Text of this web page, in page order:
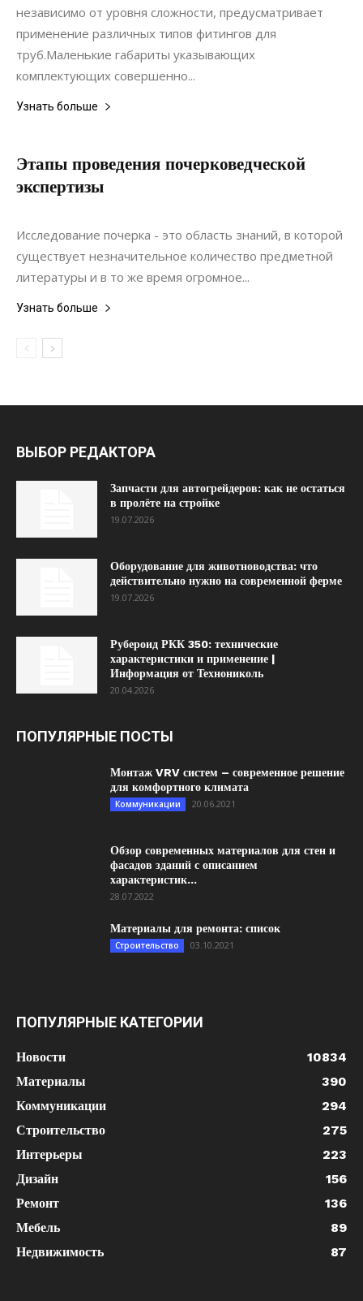
независимо от уровня сложности, предусматривает
применение различных типов фитингов для
труб.Маленькие габариты указывающих
комплектующих совершенно...
Узнать больше
Этапы проведения почерковедческой
экспертизы
02.10.2020
Исследование почерка - это область знаний, в которой
существует незначительное количество предметной
литературы и в то же время огромное...
Узнать больше
ВЫБОР РЕДАКТОРА
Запчасти для автогрейдеров: как не остаться
в пролёте на стройке
19.07.2026
Оборудование для животноводства: что
действительно нужно на современной ферме
19.07.2026
Рубероид РКК 350: технические
характеристики и применение |
Информация от Технониколь
20.04.2026
ПОПУЛЯРНЫЕ ПОСТЫ
Монтаж VRV систем – современное решение
для комфортного климата
Коммуникации 20.06.2021
Обзор современных материалов для стен и
фасадов зданий с описанием
характеристик...
28.07.2022
Материалы для ремонта: список
Строительство 03.10.2021
ПОПУЛЯРНЫЕ КАТЕГОРИИ
Новости
10834
Материалы
390
Коммуникации
294
Строительство
275
Интерьеры
223
Дизайн
156
Ремонт
136
Мебель
89
Недвижимость
87